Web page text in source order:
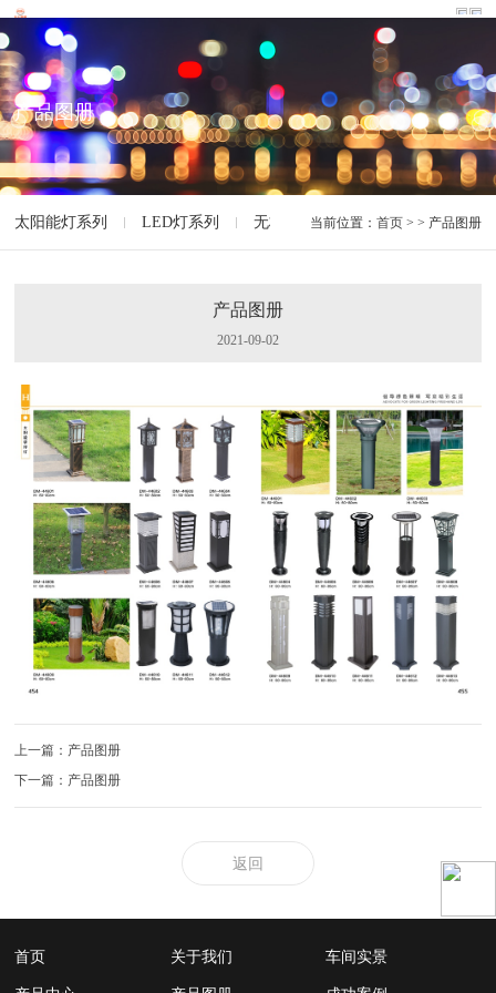
产品图册
太阳能灯系列 LED灯系列 无极灯系列 智能灯系列 特
当前位置： 首页> > 产品图册
产品图册
2021-09-02
上一篇：产品图册
下一篇：产品图册
返回
首页 关于我们 车间实景